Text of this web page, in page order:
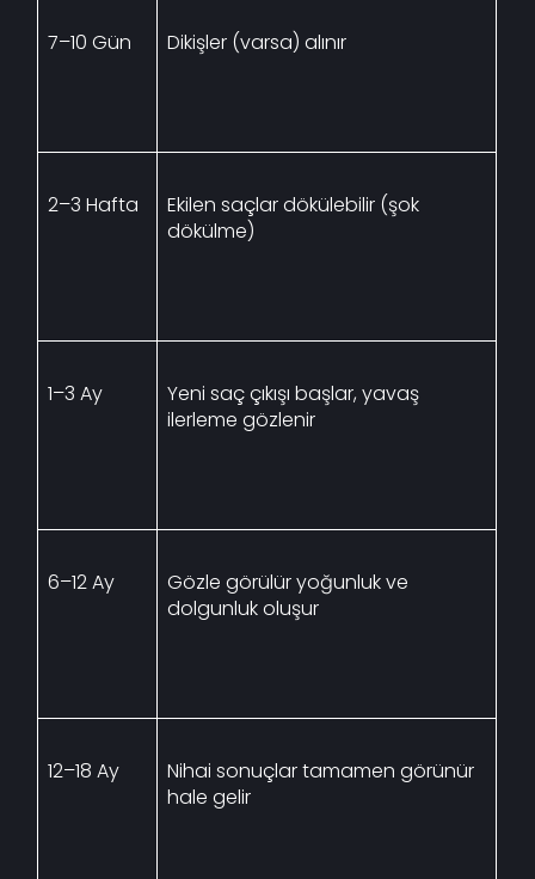
7–10 Gün Dikişler (varsa) alınır
2–3 Hafta
Ekilen saçlar dökülebilir (şok
dökülme)
1–3 Ay
Yeni saç çıkışı başlar, yavaş
ilerleme gözlenir
6–12 Ay
Gözle görülür yoğunluk ve
dolgunluk oluşur
12–18 Ay
Nihai sonuçlar tamamen görünür
hale gelir